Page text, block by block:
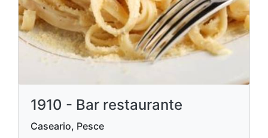
1910 - Bar restaurante
Caseario, Pesce